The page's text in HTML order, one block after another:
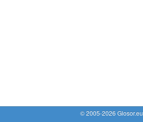
© 2005-2026 Glosor.eu